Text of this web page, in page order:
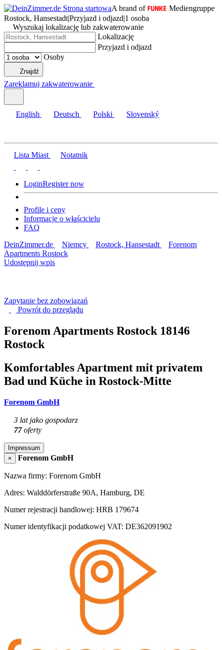
A brand of
Mediengruppe
Rostock, Hansestadt|Przyjazd i odjazd|1 osoba
Wyszukaj lokalizację lub zakwaterowanie
Lokalizację
Przyjazd i odjazd
Osoby
Znajdź
Zareklamuj zakwaterowanie
English Deutsch Polski Slovenský
Lista Miast Notatnik
LoginRegister now
Profile i ceny
Informacje o właścicielu
FAQ
DeinZimmer.de
Niemcy Rostock, Hansestadt
Forenom
Apartments Rostock
Udostępnij wpis
Zapytanie bez zobowiązań
Powrót do przeglądu
Forenom Apartments Rostock 18146
Rostock
Komfortables Apartment mit privatem
Bad und Küche in Rostock-Mitte
Forenom GmbH
3 lat jako gospodarz
77oferty
Impressum
×
Forenom GmbH
Nazwa firmy: Forenom GmbH
Adres: Walddörferstraße 90A, Hamburg, DE
Numer rejestracji handlowej: HRB 179674
Numer identyfikacji podatkowej VAT: DE362091902